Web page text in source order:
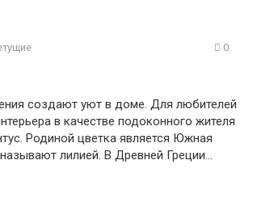
0
создают уют в доме. Для любителей
в качестве подоконного жителя
Родиной цветка является Южная
лилией. В Древней Греции…